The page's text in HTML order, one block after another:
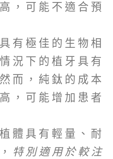
，可能不適合預
有極佳的生物相
況下的植牙具有
而，純鈦的成本
，可能增加患者
體具有輕量、耐
特別適用於較注